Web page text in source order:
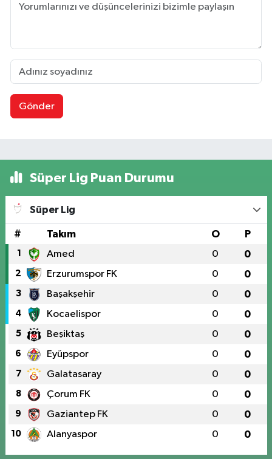
Gönder
Süper Lig Puan Durumu
Süper Lig
# Takım O P
1 Amed 0 0
2 Erzurumspor FK 0 0
3 Başakşehir 0 0
4 Kocaelispor 0 0
5 Beşiktaş 0 0
6 Eyüpspor 0 0
7 Galatasaray 0 0
8 Çorum FK 0 0
9 Gaziantep FK 0 0
10 Alanyaspor 0 0